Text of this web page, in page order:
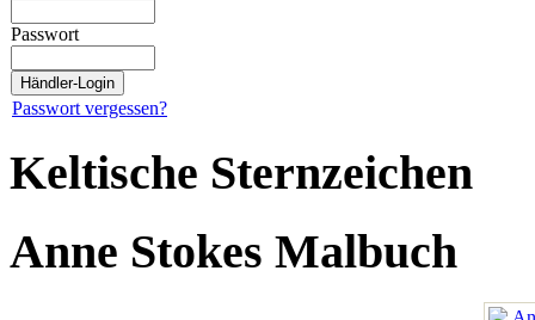
Passwort
Passwort vergessen?
Keltische Sternzeichen
Anne Stokes Malbuch